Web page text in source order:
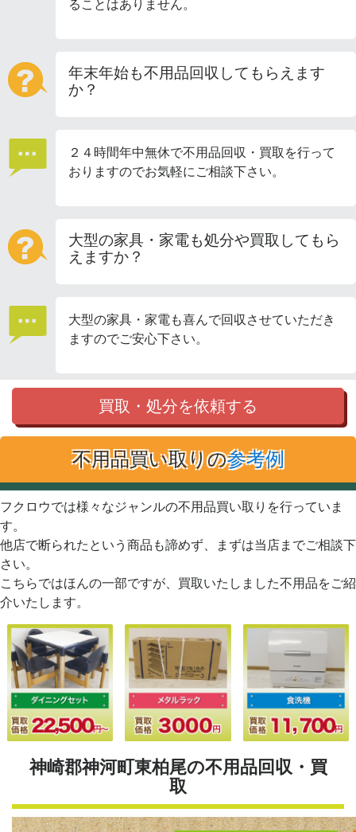
ることはありません。
年末年始も不用品回収してもらえます
か？
２４時間年中無休で不用品回収・買取を行って
おりますのでお気軽にご相談下さい。
大型の家具・家電も処分や買取してもら
えますか？
大型の家具・家電も喜んで回収させていただき
ますのでご安心下さい。
買取・処分を依頼する
不用品買い取りの参考例
フクロウでは様々なジャンルの不用品買い取りを行っていま
す。
他店で断られたという商品も諦めず、まずは当店までご相談下
さい。
こちらではほんの一部ですが、買取いたしました不用品をご紹
介いたします。
神崎郡神河町東柏尾の不用品回収・買
取